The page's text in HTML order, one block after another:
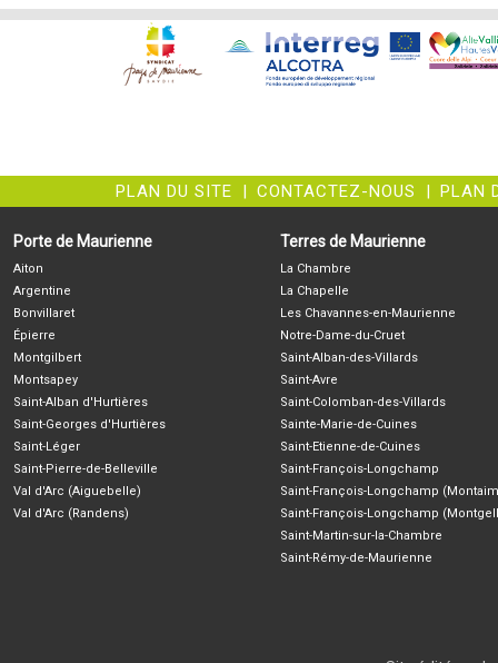
PLAN DU SITE | CONTACTEZ-NOUS | PLAN
Porte de Maurienne
Aiton
Argentine
Bonvillaret
Épierre
Montgilbert
Montsapey
Saint-Alban d'Hurtières
Saint-Georges d'Hurtières
Saint-Léger
Saint-Pierre-de-Belleville
Val d'Arc (Aiguebelle)
Val d'Arc (Randens)
Terres de Maurienne
La Chambre
La Chapelle
Les Chavannes-en-Maurienne
Notre-Dame-du-Cruet
Saint-Alban-des-Villards
Saint-Avre
Saint-Colomban-des-Villards
Sainte-Marie-de-Cuines
Saint-Etienne-de-Cuines
Saint-François-Longchamp
Saint-François-Longchamp
Saint-François-Longchamp
Saint-Martin-sur-la-Chambre
Saint-Rémy-de-Maurienne